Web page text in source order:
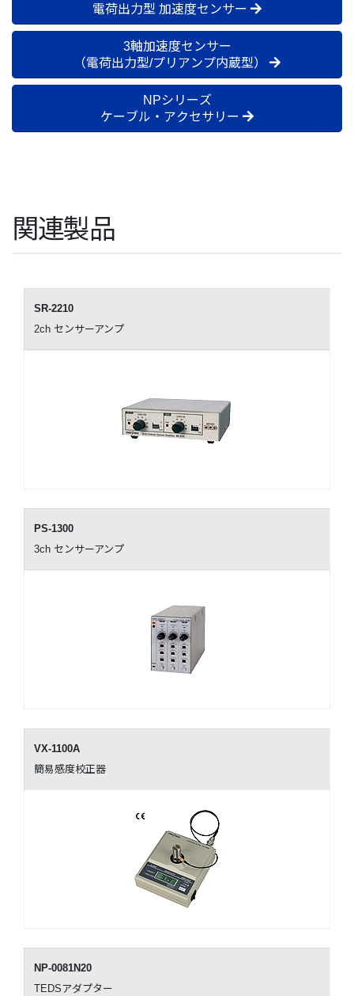
電荷出力型 加速度センサー
3軸加速度センサー
（電荷出力型/プリアンプ内蔵型）
NPシリーズ
ケーブル・アクセサリー
関連製品
SR-2210
2ch センサーアンプ
PS-1300
3ch センサーアンプ
VX-1100A
簡易感度校正器
NP-0081N20
TEDSアダプター